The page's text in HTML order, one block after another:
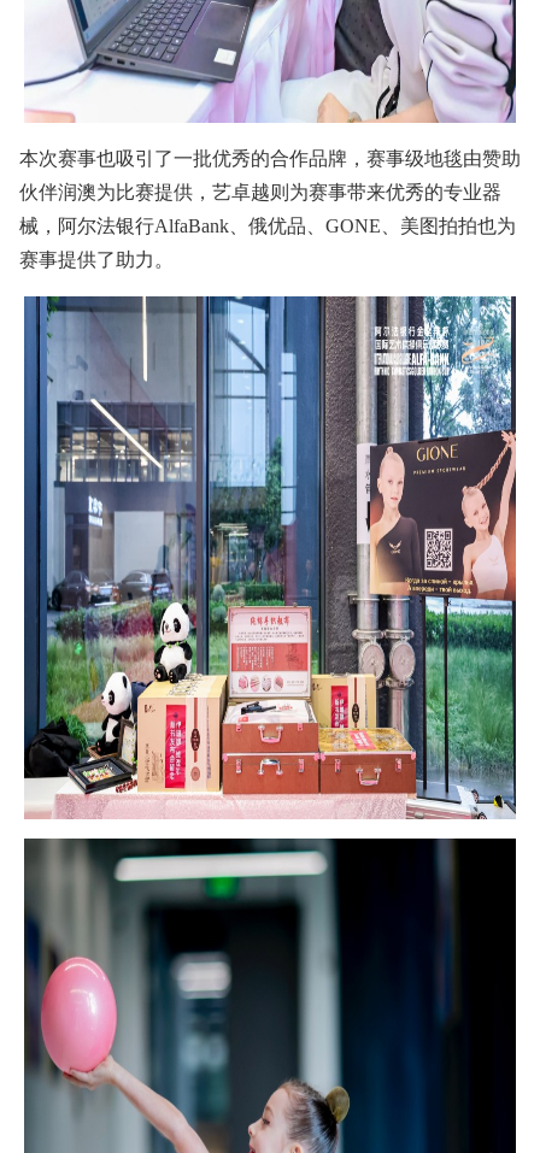
本次赛事也吸引了一批优秀的合作品牌，赛事级地毯由赞助
伙伴润澳为比赛提供，艺卓越则为赛事带来优秀的专业器
械，阿尔法银行AlfaBank、俄优品、GONE、美图拍拍也为
赛事提供了助力。